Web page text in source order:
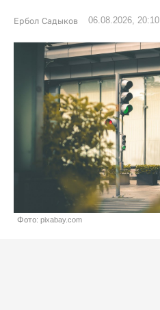
Ербол Садыков 06.08.2026, 20:10
Фото: pixabay.com